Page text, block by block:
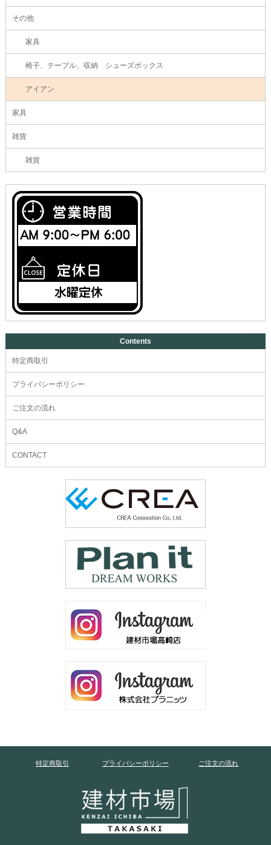
その他
家具
椅子、テーブル、収納 シューズボックス
アイアン
家具
雑貨
雑貨
Contents
特定商取引
プライバシーポリシー
ご注文の流れ
Q&A
CONTACT
特定商取引 プライバシーポリシー ご注文の流れ